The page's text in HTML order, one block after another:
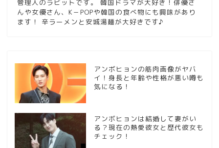
管理人のラビットです。 韓国ドラマが大好き！俳優さ
んや女優さん、K－POPや韓国の食べ物にも興味があり
ます！ 辛ラーメンと安城湯麺が大好きです♪
アンボヒョンの筋肉画像がヤバ
イ！身長と年齢や性格が悪い噂も
気になる！
アンボヒョンは結婚して妻がい
る？現在の熱愛彼女と歴代彼女も
チェック！